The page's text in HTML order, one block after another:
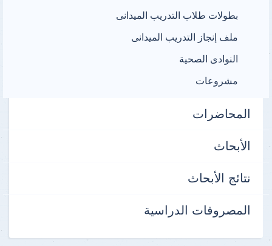
بطولات طلاب التدريب الميدانى
ملف إنجاز التدريب الميدانى
النوادى الصحية
مشروعات
المحاضرات
الأبحاث
نتائج الأبحاث
المصروفات الدراسية